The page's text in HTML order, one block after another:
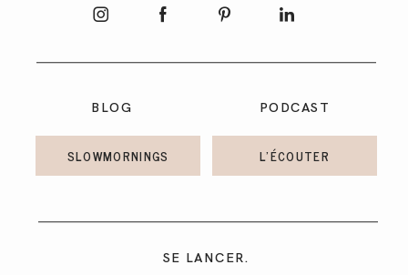
BLOG
SE LANCER.
SLOWMORNINGS
PODCAST
L'ÉCOUTER